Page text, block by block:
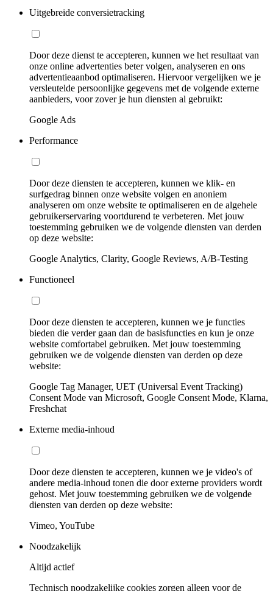
Uitgebreide conversietracking
Door deze dienst te accepteren, kunnen we het resultaat van
onze online advertenties beter volgen, analyseren en ons
advertentieaanbod optimaliseren. Hiervoor vergelijken we je
versleutelde persoonlijke gegevens met de volgende externe
aanbieders, voor zover je hun diensten al gebruikt:
Google Ads
Performance
Door deze diensten te accepteren, kunnen we klik- en
surfgedrag binnen onze website volgen en anoniem
analyseren om onze website te optimaliseren en de algehele
gebruikerservaring voortdurend te verbeteren. Met jouw
toestemming gebruiken we de volgende diensten van derden
op deze website:
Google Analytics, Clarity, Google Reviews, A/B-Testing
Functioneel
Door deze diensten te accepteren, kunnen we je functies
bieden die verder gaan dan de basisfuncties en kun je onze
website comfortabel gebruiken. Met jouw toestemming
gebruiken we de volgende diensten van derden op deze
website:
Google Tag Manager, UET (Universal Event Tracking)
Consent Mode van Microsoft, Google Consent Mode, Klarna,
Freshchat
Externe media-inhoud
Door deze diensten te accepteren, kunnen we je video's of
andere media-inhoud tonen die door externe providers wordt
gehost. Met jouw toestemming gebruiken we de volgende
diensten van derden op deze website:
Vimeo, YouTube
Noodzakelijk
Altijd actief
Technisch noodzakelijke cookies zorgen alleen voor de